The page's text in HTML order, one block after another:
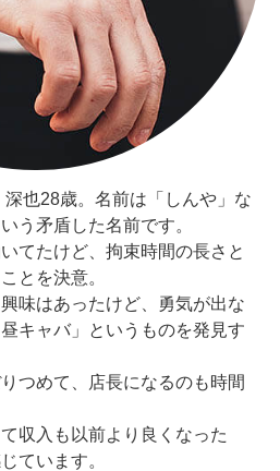
也28歳。名前は「しんや」な
う矛盾した名前です。
てたけど、拘束時間の長さと
とを決意。
味はあったけど、勇気が出な
キャバ」というものを発見す
つめて、店長になるのも時間
収入も以前より良くなった
ています。